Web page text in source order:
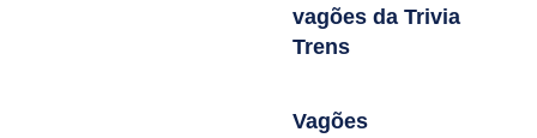
vagões da Trivia
Trens
Vagões